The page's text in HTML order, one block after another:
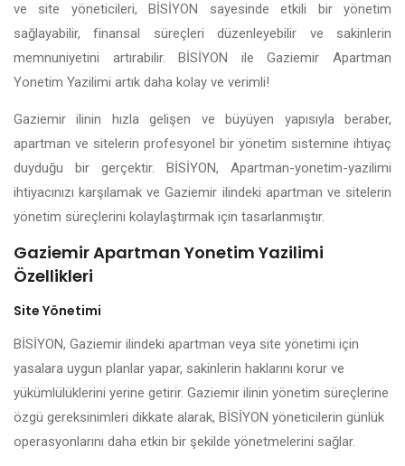
ve site yöneticileri, BİSİYON sayesinde etkili bir yönetim
sağlayabilir, finansal süreçleri düzenleyebilir ve sakinlerin
memnuniyetini artırabilir. BİSİYON ile Gaziemir Apartman
Yonetim Yazilimi artık daha kolay ve verimli!
Gaziemir ilinin hızla gelişen ve büyüyen yapısıyla beraber,
apartman ve sitelerin profesyonel bir yönetim sistemine ihtiyaç
duyduğu bir gerçektir. BİSİYON, Apartman-yonetim-yazilimi
ihtiyacınızı karşılamak ve Gaziemir ilindeki apartman ve sitelerin
yönetim süreçlerini kolaylaştırmak için tasarlanmıştır.
Gaziemir Apartman Yonetim Yazilimi
Özellikleri
Site Yönetimi
BİSİYON, Gaziemir ilindeki apartman veya site yönetimi için
yasalara uygun planlar yapar, sakinlerin haklarını korur ve
yükümlülüklerini yerine getirir. Gaziemir ilinin yönetim süreçlerine
özgü gereksinimleri dikkate alarak, BİSİYON yöneticilerin günlük
operasyonlarını daha etkin bir şekilde yönetmelerini sağlar.